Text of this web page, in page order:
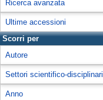
Ricerca avanzata
Ultime accessioni
Scorri per
Autore
Settori scientifico-disciplinari
Anno